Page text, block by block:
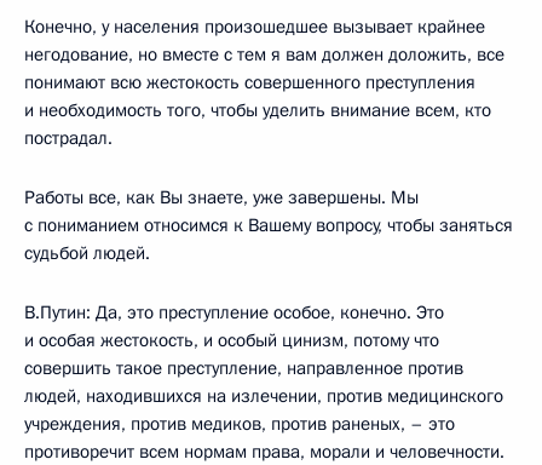
Конечно, у населения произошедшее вызывает крайнее
негодование, но вместе с тем я вам должен доложить, все
понимают всю жестокость совершенного преступления
и необходимость того, чтобы уделить внимание всем, кто
пострадал.
Работы все, как Вы знаете, уже завершены. Мы
с пониманием относимся к Вашему вопросу, чтобы заняться
судьбой людей.
В.Путин: Да, это преступление особое, конечно. Это
и особая жестокость, и особый цинизм, потому что
совершить такое преступление, направленное против
людей, находившихся на излечении, против медицинского
учреждения, против медиков, против раненых, – это
противоречит всем нормам права, морали и человечности.